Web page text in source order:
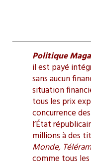
Politique
il est payé
sans aucun
situation
tous les prix
concurrence
l’État
millions à des
Monde,
comme tous